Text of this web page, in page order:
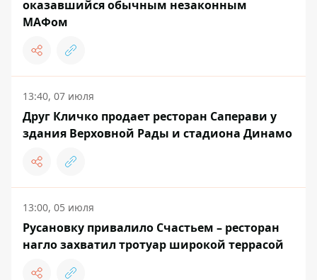
оказавшийся обычным незаконным
МАФом
13:40, 07 июля
Друг Кличко продает ресторан Саперави у
здания Верховной Рады и стадиона Динамо
13:00, 05 июля
Русановку привалило Счастьем – ресторан
нагло захватил тротуар широкой террасой